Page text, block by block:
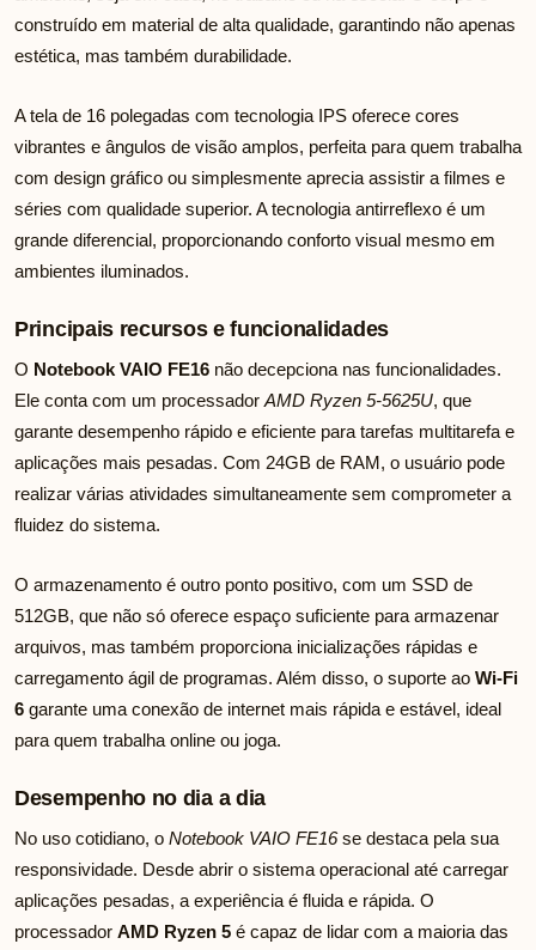
construído em material de alta qualidade, garantindo não apenas
estética, mas também durabilidade.
A tela de 16 polegadas com tecnologia IPS oferece cores
vibrantes e ângulos de visão amplos, perfeita para quem trabalha
com design gráfico ou simplesmente aprecia assistir a filmes e
séries com qualidade superior. A tecnologia antirreflexo é um
grande diferencial, proporcionando conforto visual mesmo em
ambientes iluminados.
Principais recursos e funcionalidades
O Notebook VAIO FE16 não decepciona nas funcionalidades.
Ele conta com um processador AMD Ryzen 5-5625U, que
garante desempenho rápido e eficiente para tarefas multitarefa e
aplicações mais pesadas. Com 24GB de RAM, o usuário pode
realizar várias atividades simultaneamente sem comprometer a
fluidez do sistema.
O armazenamento é outro ponto positivo, com um SSD de
512GB, que não só oferece espaço suficiente para armazenar
arquivos, mas também proporciona inicializações rápidas e
carregamento ágil de programas. Além disso, o suporte ao Wi-Fi
6 garante uma conexão de internet mais rápida e estável, ideal
para quem trabalha online ou joga.
Desempenho no dia a dia
No uso cotidiano, o Notebook VAIO FE16se destaca pela sua
responsividade. Desde abrir o sistema operacional até carregar
aplicações pesadas, a experiência é fluida e rápida. O
processador AMD Ryzen 5 é capaz de lidar com a maioria das